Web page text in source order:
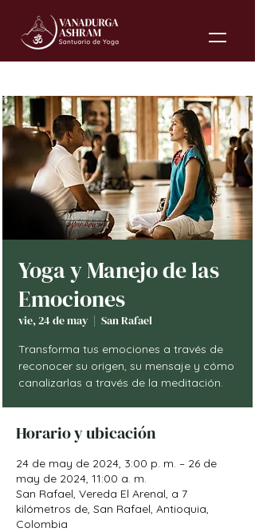
Yoga y Manejo de las
Emociones
vie, 24 de may
  |
San Rafael
Transforma tus emociones a través de
reconocer su origen, su mensaje y cómo
canalizarlas a través de la meditación.
Horario y ubicación
24 de may de 2024, 3:00 p. m. – 26 de
may de 2024, 11:00 a. m.
San Rafael, Vereda El Arenal, a 7
kilómetros de, San Rafael, Antioquia,
Colombia